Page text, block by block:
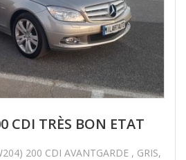
CDI TRÈS BON ETAT
200 CDI AVANTGARDE , GRIS,